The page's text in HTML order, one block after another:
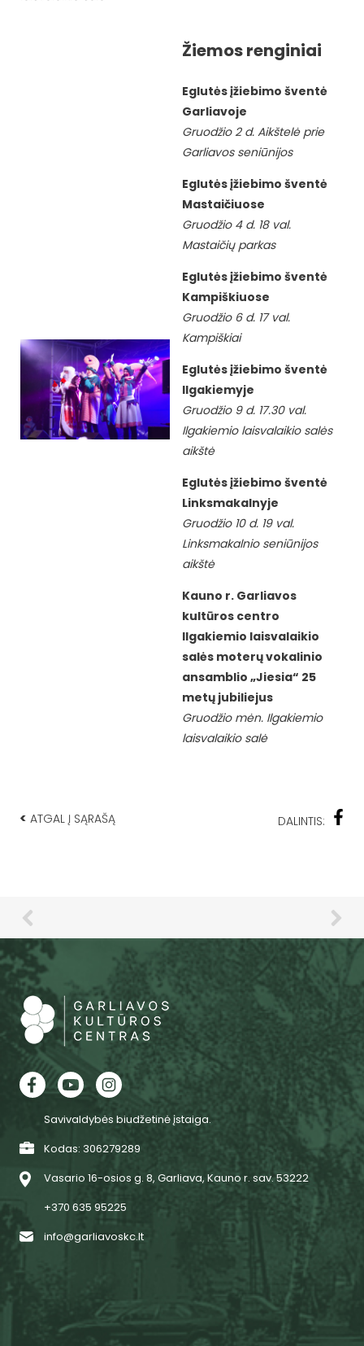
Žiemos renginiai
Eglutės įžiebimo šventė
Garliavoje
Gruodžio 2 d. Aikštelė prie
Garliavos seniūnijos
Eglutės įžiebimo šventė
Mastaičiuose
Gruodžio 4 d. 18 val.
Mastaičių parkas
Eglutės įžiebimo šventė
Kampiškiuose
Gruodžio 6 d. 17 val.
Kampiškiai
Eglutės įžiebimo šventė
Ilgakiemyje
Gruodžio 9 d. 17.30 val.
Ilgakiemio laisvalaikio salės
aikštė
Eglutės įžiebimo šventė
Linksmakalnyje
Gruodžio 10 d. 19 val.
Linksmakalnio seniūnijos
aikštė
Kauno r. Garliavos
kultūros centro
Ilgakiemio laisvalaikio
salės moterų vokalinio
ansamblio „Jiesia“ 25
metų jubiliejus
Gruodžio mėn. Ilgakiemio
laisvalaikio salė
< ATGAL Į SĄRAŠĄ DALINTIS:
Savivaldybės biudžetinė įstaiga.
Kodas: 306279289
Vasario 16-osios g. 8, Garliava, Kauno r. sav. 53222
+370 635 95225
info@garliavoskc.lt